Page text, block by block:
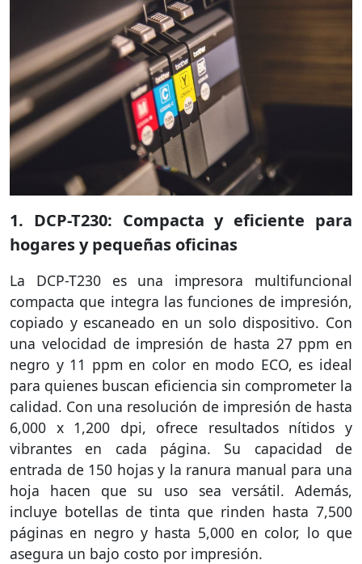
1. DCP-T230: Compacta y eficiente para
hogares y pequeñas oficinas
La DCP-T230 es una impresora multifuncional
compacta que integra las funciones de impresión,
copiado y escaneado en un solo dispositivo. Con
una velocidad de impresión de hasta 27 ppm en
negro y 11 ppm en color en modo ECO, es ideal
para quienes buscan eficiencia sin comprometer la
calidad. Con una resolución de impresión de hasta
6,000 x 1,200 dpi, ofrece resultados nítidos y
vibrantes en cada página. Su capacidad de
entrada de 150 hojas y la ranura manual para una
hoja hacen que su uso sea versátil. Además,
incluye botellas de tinta que rinden hasta 7,500
páginas en negro y hasta 5,000 en color, lo que
asegura un bajo costo por impresión.